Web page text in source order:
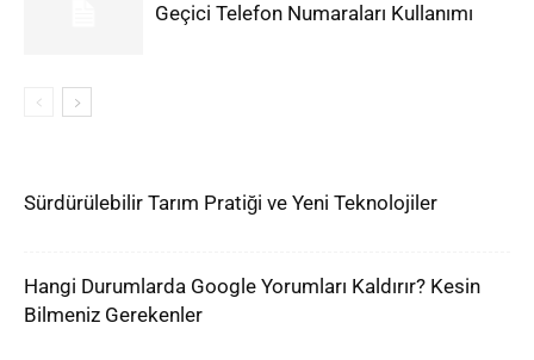
Geçici Telefon Numaraları Kullanımı
Sürdürülebilir Tarım Pratiği ve Yeni Teknolojiler
Hangi Durumlarda Google Yorumları Kaldırır? Kesin
Bilmeniz Gerekenler